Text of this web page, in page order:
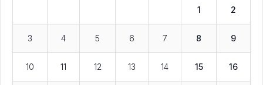
1 2
3 4 5 6 7 8 9
10 11 12 13 14 15 16